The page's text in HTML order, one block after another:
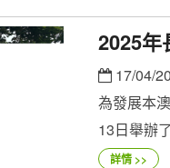
2025
17/04/
為發展本
13日舉辦
詳情 >>